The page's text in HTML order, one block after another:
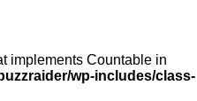
implements Countable in
wp-includes/class-